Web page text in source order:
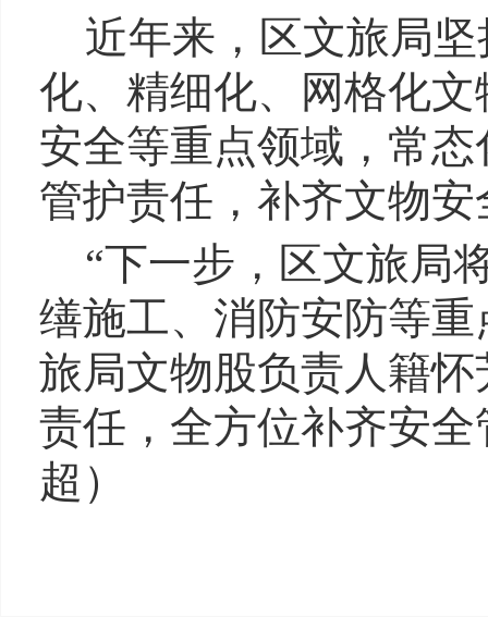
近年来，区文旅局
化、精细化、网格化
安全等重点领域，常
管护责任，补齐文物
“下一步，区文旅局
缮施工、消防安防等
旅局文物股负责人籍
责任，全方位补齐安
超）